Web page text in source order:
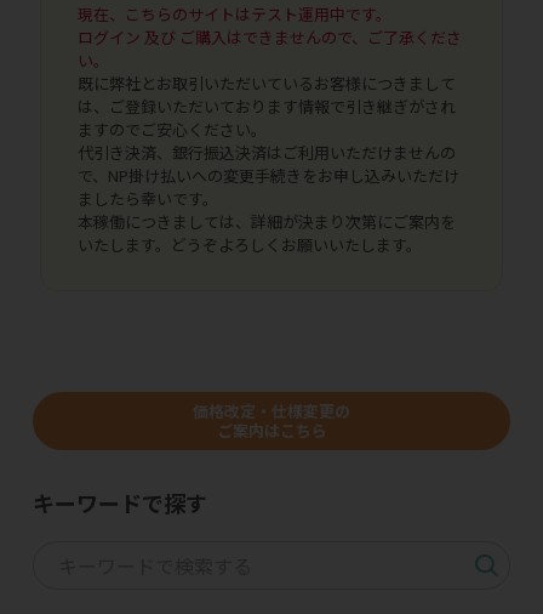
現在、こちらのサイトはテスト運用中です。
ログイン 及び ご購入はできませんので、ご了承くださ
い。
既に弊社とお取引いただいているお客様につきまして
は、ご登録いただいております情報で引き継ぎがされ
ますのでご安心ください。
代引き決済、銀行振込決済はご利用いただけませんの
で、NP掛け払いへの変更手続きをお申し込みいただけ
ましたら幸いです。
本稼働につきましては、詳細が決まり次第にご案内を
いたします。どうぞよろしくお願いいたします。
価格改定・仕様変更の
ご案内はこちら
キーワードで探す